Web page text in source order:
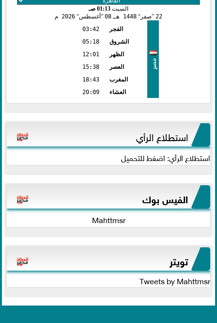
السبت 01:13 صـ
22 صفر 1448 هـ 08 أغسطس 2026 م
مصر
الفجر
03:42
الشروق
05:18
الظهر
12:01
العصر
15:38
المغرب
18:43
العشاء
20:09
استطلاع الرأي
استطلاع الرأي: اضغط للتحميل
الفيس بوك
Mahttmsr
تويتر
Tweets by Mahttmsr